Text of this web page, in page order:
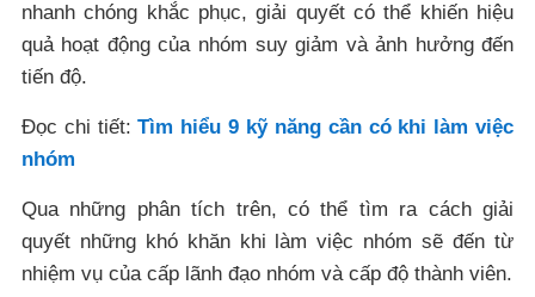
nhanh chóng khắc phục, giải quyết có thể khiến hiệu
quả hoạt động của nhóm suy giảm và ảnh hưởng đến
tiến độ.
Đọc chi tiết:Tìm hiểu 9 kỹ năng cần có khi làm việc
nhóm
Qua những phân tích trên, có thể tìm ra cách giải
quyết những khó khăn khi làm việc nhóm sẽ đến từ
nhiệm vụ của cấp lãnh đạo nhóm và cấp độ thành viên.